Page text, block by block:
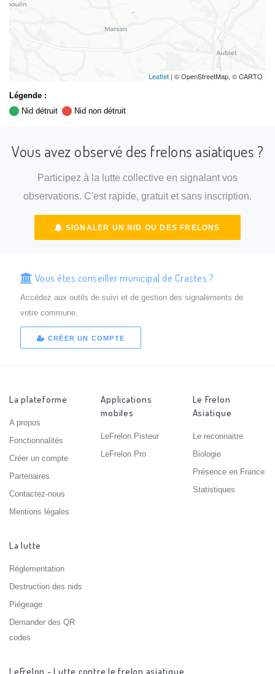
Leaflet | © OpenStreetMap, © CARTO
Légende :
Nid détruit
Nid non détruit
Vous avez observé des frelons asiatiques ?
Participez à la lutte collective en signalant vos
observations. C'est rapide, gratuit et sans inscription.
SIGNALER UN NID OU DES FRELONS
Vous êtes conseiller municipal de Crastes ?
Accédez aux outils de suivi et de gestion des signalements de
votre commune.
CRÉER UN COMPTE
La plateforme
A propos
Fonctionnalités
Créer un compte
Partenaires
Contactez-nous
Mentions légales
Applications
mobiles
LeFrelon Pisteur
LeFrelon Pro
Le Frelon
Asiatique
Le reconnaitre
Biologie
Présence en France
Statistiques
La lutte
Réglementation
Destruction des nids
Piégeage
Demander des QR
codes
LeFrelon - Lutte contre le frelon asiatique